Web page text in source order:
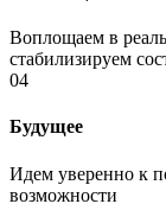
Воплощаем в
стабилизируем
04
Будущее
Идем уверенно к
возможности